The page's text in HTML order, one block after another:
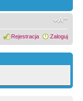
Rejestracja Zaloguj